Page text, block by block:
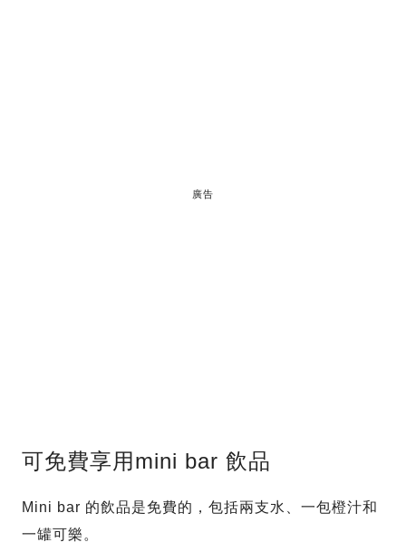
廣告
可免費享用mini bar 飲品
Mini bar 的飲品是免費的，包括兩支水、一包橙汁和
一罐可樂。